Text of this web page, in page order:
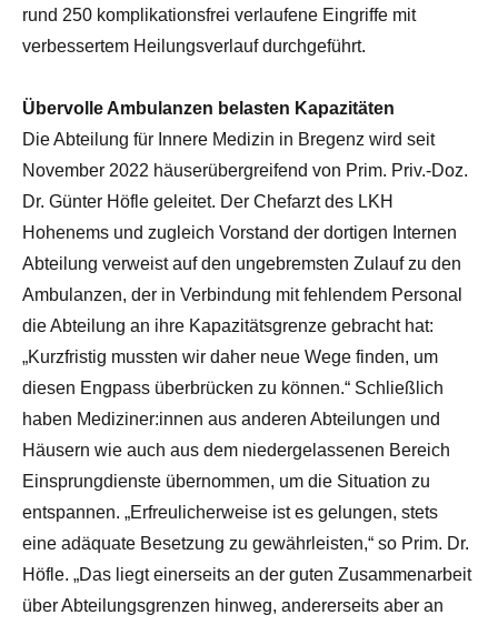
rund 250 komplikationsfrei verlaufene Eingriffe mit
verbessertem Heilungsverlauf durchgeführt.
Übervolle Ambulanzen belasten Kapazitäten
Die Abteilung für Innere Medizin in Bregenz wird seit
November 2022 häuserübergreifend von Prim. Priv.-Doz.
Dr. Günter Höfle geleitet. Der Chefarzt des LKH
Hohenems und zugleich Vorstand der dortigen Internen
Abteilung verweist auf den ungebremsten Zulauf zu den
Ambulanzen, der in Verbindung mit fehlendem Personal
die Abteilung an ihre Kapazitätsgrenze gebracht hat:
„Kurzfristig mussten wir daher neue Wege finden, um
diesen Engpass überbrücken zu können.“ Schließlich
haben Mediziner:innen aus anderen Abteilungen und
Häusern wie auch aus dem niedergelassenen Bereich
Einsprungdienste übernommen, um die Situation zu
entspannen. „Erfreulicherweise ist es gelungen, stets
eine adäquate Besetzung zu gewährleisten,“ so Prim. Dr.
Höfle. „Das liegt einerseits an der guten Zusammenarbeit
über Abteilungsgrenzen hinweg, andererseits aber an